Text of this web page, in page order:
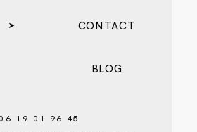
06 19 01 96 45
CONTACT
BLOG